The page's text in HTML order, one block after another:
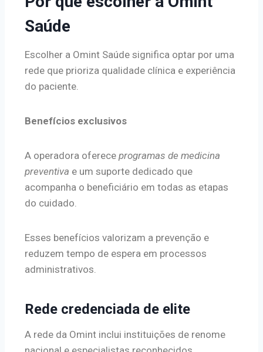
Saúde
Escolher a Omint Saúde significa optar por uma
rede que prioriza qualidade clínica e experiência
do paciente.
Benefícios exclusivos
A operadora oferece programas de medicina
preventiva e um suporte dedicado que
acompanha o beneficiário em todas as etapas
do cuidado.
Esses benefícios valorizam a prevenção e
reduzem tempo de espera em processos
administrativos.
Rede credenciada de elite
A rede da Omint inclui instituições de renome